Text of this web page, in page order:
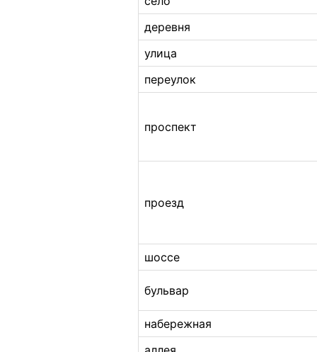
деревня
улица
переулок
проспект
проезд
шоссе
бульвар
набережная